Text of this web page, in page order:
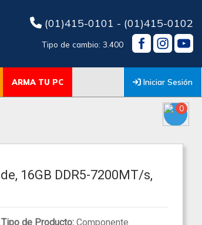
(01)415-0101 - (01)415-0102
Tipo de cambio: 3.400
ARMA TU PC Iniciar Sesión
0
16GB DDR5-7200MT/s,
Tipo de Producto:Componente